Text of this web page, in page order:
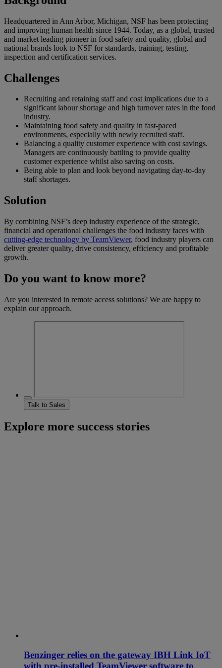
Headquartered in Ann Arbor, Michigan, NSF has been protecting
and improving human health since 1944. Today, as a global, trusted
and market leading pioneer in food safety and quality, global and
national brands look to NSF for standards, training, testing,
inspection and certification services.
Challenges
Recruiting and retaining staff and cost implications due to a
significant labour shortage and high turnover rates in the food
industry.
Maintaining food safety and quality in fast-paced
environments, especially with newly recruited staff.
Balancing a quality customer experience with cost savings.
Managers are continuously battling to provide quality
customer experience whilst also saving on costs.
Being able to plan and look beyond navigating day-to-day
staff shortages.
Solution
By combining NSF’s deep industry experience of the strategic,
financial and operational challenges the food industry faces with
cutting-edge technology by TeamViewer, food industry players can
deliver greater quality, drive consistency, efficiency and profitable
growth.
Do you want to know more?
Are you interested in remote access solutions? We are happy to
explain our approach.
Talk to Sales
Explore more success stories
Benzinger relies on the gateway IBH Link IoT
with pre-installed TeamViewer software to